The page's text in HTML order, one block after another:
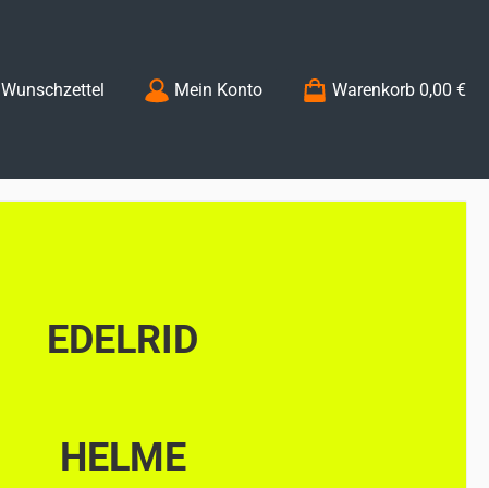
Wunschzettel Du hast 0 Produkte auf dem Merkzettel
Mein Konto Warenkorb 0,00 €
EDELRID
HELME